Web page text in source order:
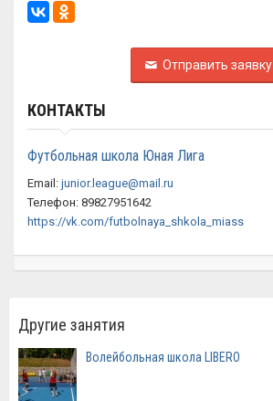
Отправить заявку
КОНТАКТЫ
Футбольная школа Юная Лига
Email: junior.league@mail.ru
Телефон: 89827951642
https://vk.com/futbolnaya_shkola_miass
Другие занятия
Волейбольная школа LIBERO